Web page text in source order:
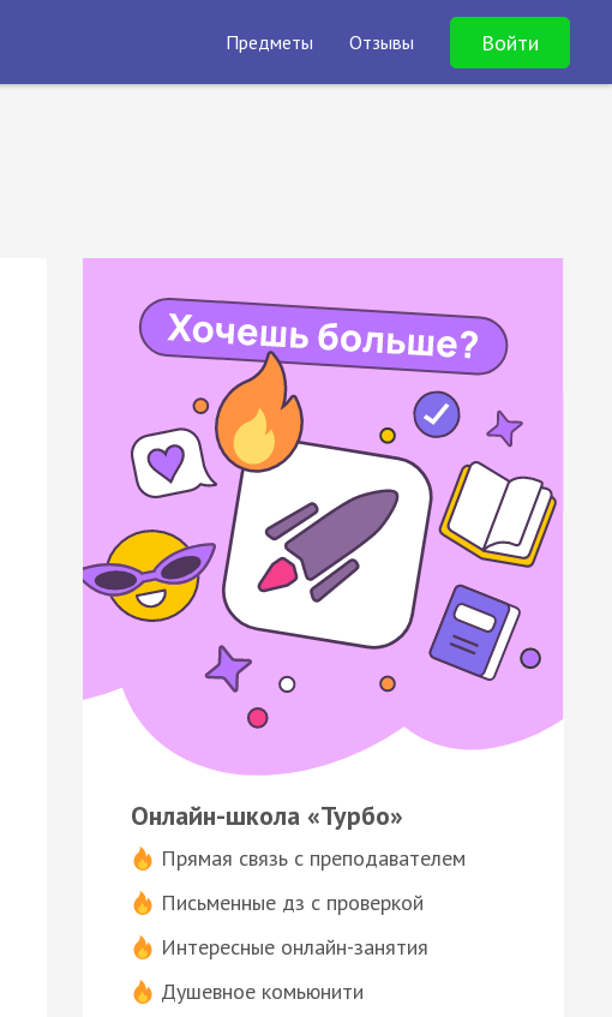
Предметы Отзывы Войти
Онлайн-школа «Турбо»
Прямая связь с преподавателем
Письменные дз с проверкой
Интересные онлайн-занятия
Душевное комьюнити